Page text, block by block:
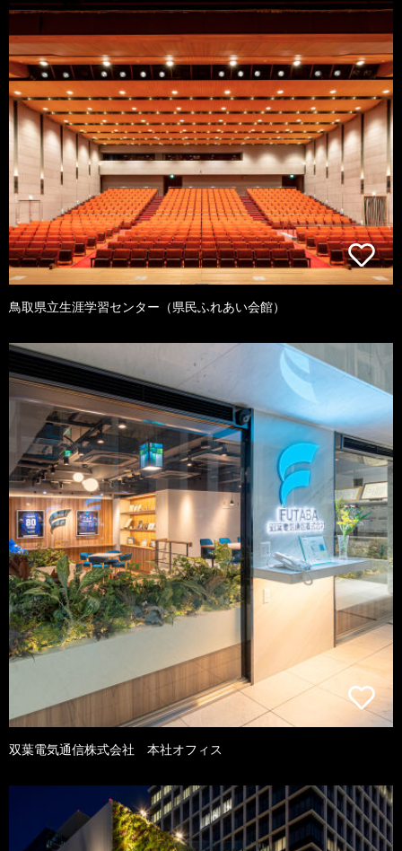
鳥取県立生涯学習センター（県民ふれあい会館）
双葉電気通信株式会社 本社オフィス